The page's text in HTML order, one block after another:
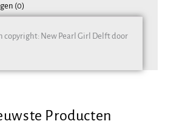
(0)
copyright: New Pearl Girl Delft door
Producten